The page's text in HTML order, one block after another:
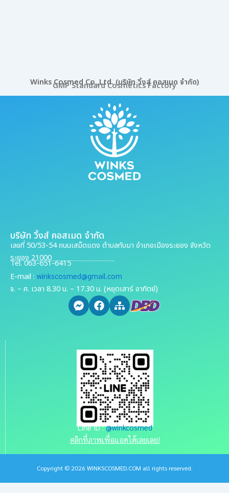
Winks Cosmed Co.,Ltd. (บริษัท วิ้งส์ คอสเมด จำกัด)
GMP Standard Cosmetics Factory
บริษัท วิ้งส์ คอสเมด จำกัด
เลขที่ 50/53-54 ถนนเสม็ดแดง ตำบลทับมา อำเภอเมืองระยอง จังหวัด
ระยอง 21000
Tel. 063-651-6415
E-mail : winkscosmed@gmail.com
จ. – ศ. เวลา 8.30 น. – 17.30 น. (หยุดเสาร์ อาทิตย์)
Line ID :@winkcosmed
คลิกที่ภาพเพื่อแอดได้เลยเลย!
Copyright © 2026 WINKSCOSMED.COM all rights reserved.